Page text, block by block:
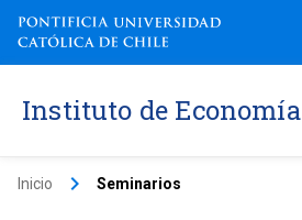
Instituto de Economía
Inicio keyboard_arrow_right Seminarios